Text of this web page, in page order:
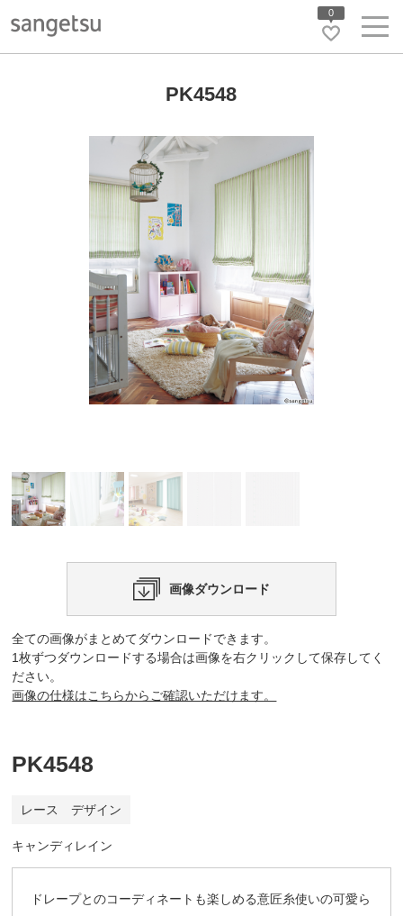
0
PK4548
画像ダウンロード
全ての画像がまとめてダウンロードできます。
1枚ずつダウンロードする場合は画像を右クリックして保存してく
ださい。
画像の仕様はこちらからご確認いただけます。
PK4548
レース デザイン
キャンディレイン
ドレープとのコーディネートも楽しめる意匠糸使いの可愛ら